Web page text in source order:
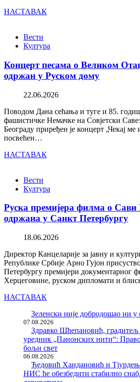
НАСТАВАК
Вести
Култура
Концерт песама о Великом
одржан у Руском дому
22.06.2026
Поводом Дана сећања и туге и 85.
фашистичке Немачке на Совјетски
Београду приређен је концерт „Чекај ме
посвећен…
НАСТАВАК
Вести
Култура
Руска премијера филма о Сави
одржана у Санкт Петербургу
18.06.2026
Директор Канцеларије за јавну и
Републике Србије Арно Гујон
Петербургу премијери документарног
Херцеговине, руском дипломати и
НАСТАВАК
Зеленски није добродошао ни у
07.08.2026
Здравко Шћепановић, градитељ
уредник „Панонских нити“:
бољи свет
06.08.2026
Ђедовић Хандановић и
НИС ће обезбедити стабилно